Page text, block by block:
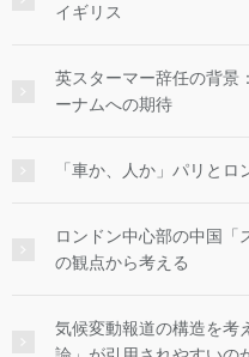
イギリス
英スターマー辞任の背景
ーナムへの期待
「車か、人か」パリと
ロンドン中心部の中国「
の観点から考える
気候変動報道の構造を考